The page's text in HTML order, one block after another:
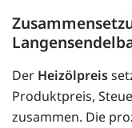
Der Heizölpreis
Produktpreis,
zusammen. Die